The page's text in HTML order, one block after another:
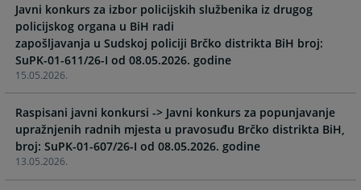
forward
to
interact
with
the
calendar
and
select
a
date.
forward
to
interact
with
calendar
and
select
a
15.05.2026.
Javni konkurs za izbor policijskih službenika iz drugog
policijskog organa u BiH radi
zapošljavanja u Sudskoj policiji Brčko distrikta BiH broj:
SuPK-01-611/26-I od 08.05.2026. godine
13.05.2026.
Raspisani javni konkursi -> Javni konkurs za popunjavanje
upražnjenih radnih mjesta u pravosuđu Brčko distrikta BiH,
broj: SuPK-01-607/26-I od 08.05.2026. godine